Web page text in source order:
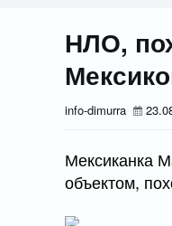
НЛО,
info-dimurra
Мексиканка
объектом,